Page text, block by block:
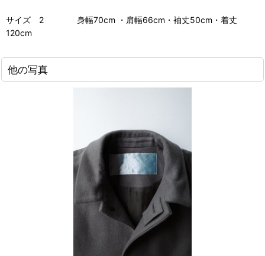
サイズ 2 身幅70cm ・肩幅66cm・袖丈50cm・着丈
120cm
他の写真